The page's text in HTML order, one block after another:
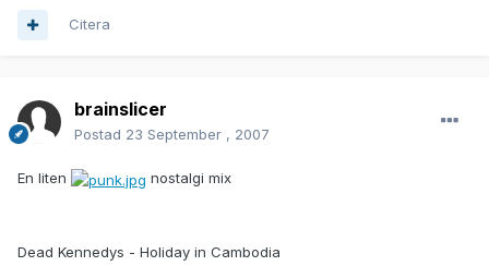
Citera
brainslicer
Postad 23 September , 2007
En liten nostalgi mix
Dead Kennedys - Holiday in Cambodia